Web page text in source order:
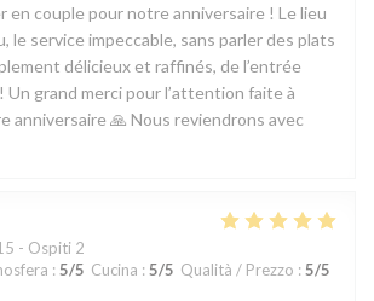
en couple pour notre anniversaire ! Le lieu
le service impeccable, sans parler des plats
délicieux et raffinés, de l’entrée
Un grand merci pour l’attention faite à
anniversaire 🙏 Nous reviendrons avec
- Ospiti 2
: 5/5 Cucina : 5/5 Qualità / Prezzo : 5/5